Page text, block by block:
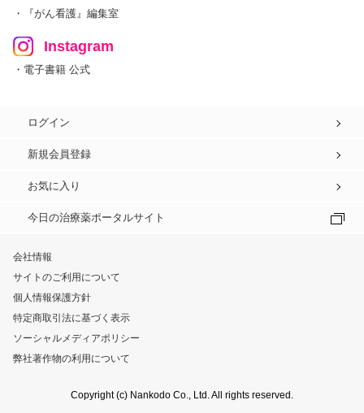
・『がん看護』編集室
Instagram
・電子書籍 公式
ログイン
新規会員登録
お気に入り
今日の治療薬ポータルサイト
会社情報
サイトのご利用について
個人情報保護方針
特定商取引法に基づく表示
ソーシャルメディアポリシー
弊社著作物の利用について
Copyright (c) Nankodo Co., Ltd. All rights reserved.